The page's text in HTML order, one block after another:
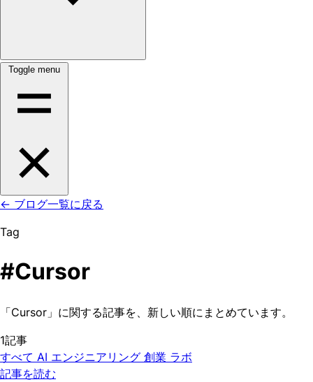
Toggle menu
← ブログ一覧に戻る
Tag
#Cursor
「Cursor」に関する記事を、新しい順にまとめています。
1記事
すべて AI エンジニアリング 創業 ラボ
記事を読む